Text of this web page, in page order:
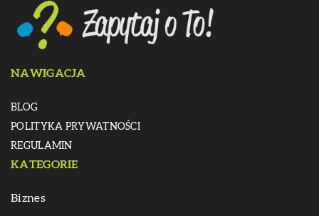
NAWIGACJA
BLOG
POLITYKA PRYWATNOŚCI
REGULAMIN
KATEGORIE
Biznes